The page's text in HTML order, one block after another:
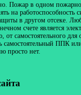
Пожар в одном
на работоспособность
в другом отсеке.
счете является
от самостоятельного для
самостоятельный ППК
просто нет.